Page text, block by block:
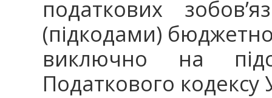
податкових
(підкодами)
виключно на
Податкового кодексу